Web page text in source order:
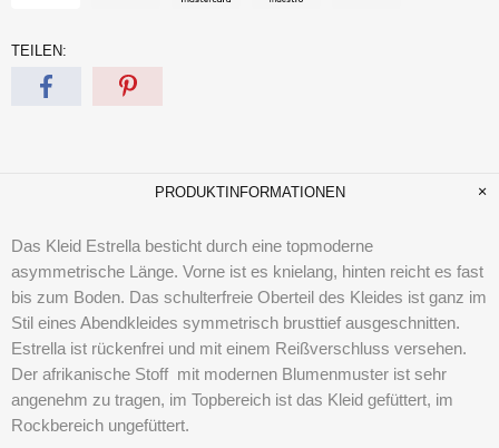
TEILEN:
PRODUKTINFORMATIONEN
Das Kleid Estrella besticht durch eine topmoderne
asymmetrische Länge. Vorne ist es knielang, hinten reicht es fast
bis zum Boden. Das schulterfreie Oberteil des Kleides ist ganz im
Stil eines Abendkleides symmetrisch brusttief ausgeschnitten.
Estrella ist rückenfrei und mit einem Reißverschluss versehen.
Der afrikanische Stoff mit modernen Blumenmuster ist sehr
angenehm zu tragen, im Topbereich ist das Kleid gefüttert, im
Rockbereich ungefüttert.